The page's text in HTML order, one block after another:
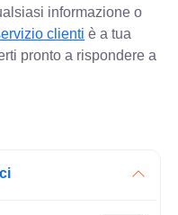
informazione o
clienti è a tua
pronto a rispondere a